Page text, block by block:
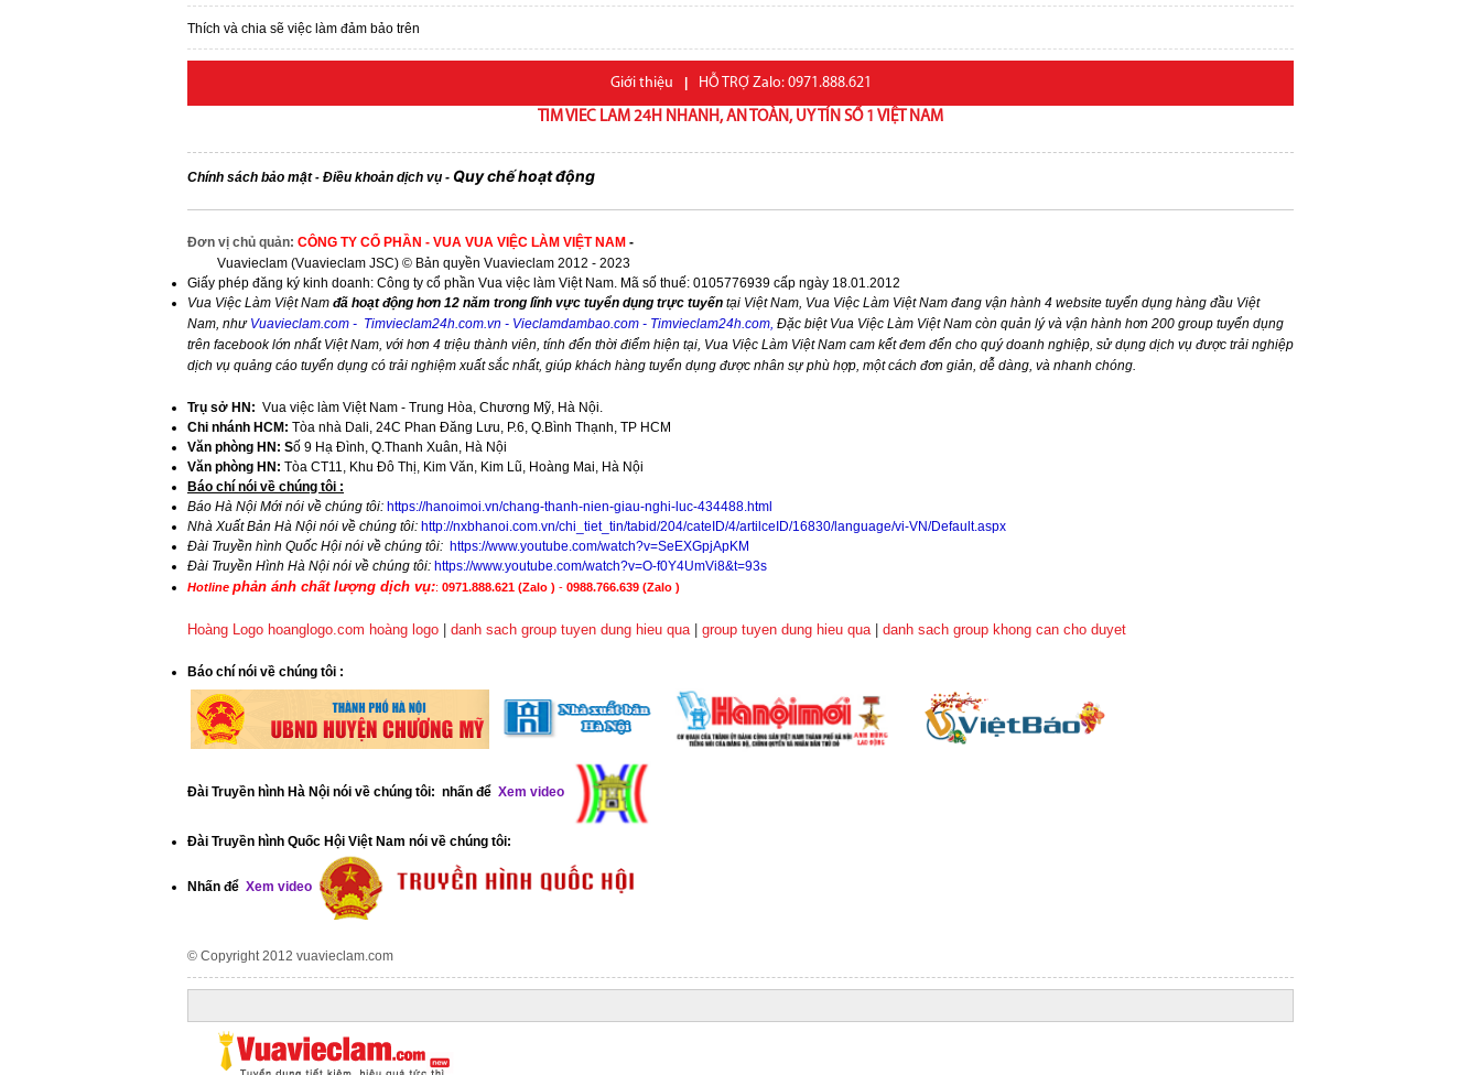
Thích và chia sẽ việc làm đảm bảo trên
Giới thiệu HỖ TRỢ Zalo: 0971.888.621
TIM VIEC LAM 24H NHANH, AN TOÀN, UY TÍN SỐ 1 VIỆT NAM
Chính sách bảo mật- Điều khoản dịch vụ - Quy chế hoạt động
Đơn vị chủ quản: CÔNG TY CỔ PHẦN - VUA VUA VIỆC LÀM VIỆT NAM -
Vuavieclam (Vuavieclam JSC) © Bản quyền Vuavieclam 2012 - 2023
Giấy phép đăng ký kinh doanh: Công ty cổ phần Vua việc làm Việt Nam. Mã số thuế: 0105776939 cấp ngày 18.01.2012
Vua Việc Làm Việt Nam đã hoạt động hơn 12 năm trong lĩnh vực tuyển dụng trực tuyến tại Việt Nam, Vua Việc Làm Việt Nam đang vận hành 4 website tuyển dụng hàng đầu Việt
Nam, như Vuavieclam.com - Timvieclam24h.com.vn - Vieclamdambao.com - Timvieclam24h.com, Đặc biệt Vua Việc Làm Việt Nam còn quản lý và vận hành hơn 200 group tuyển dụng
trên facebook lớn nhất Việt Nam, với hơn 4 triệu thành viên, tính đến thời điểm hiện tại, Vua Việc Làm Việt Nam cam kết đem đến cho quý doanh nghiệp, sử dụng dịch vụ được trải nghiệp
dịch vụ quảng cáo tuyển dụng có trải nghiệm xuất sắc nhất, giúp khách hàng tuyển dụng được nhân sự phù hợp, một cách đơn giản, dễ dàng, và nhanh chóng.
Trụ sở HN: Vua việc làm Việt Nam - Trung Hòa, Chương Mỹ, Hà Nội.
Chi nhánh HCM: Tòa nhà Dali, 24C Phan Đăng Lưu, P.6, Q.Bình Thạnh, TP HCM
Văn phòng HN: Số 9 Hạ Đình, Q.Thanh Xuân, Hà Nội
Văn phòng HN: Tòa CT11, Khu Đô Thị, Kim Văn, Kim Lũ, Hoàng Mai, Hà Nội
​Báo chí nói về chúng tôi :
Báo Hà Nội Mới nói về chúng tôi: https://hanoimoi.vn/chang-thanh-nien-giau-nghi-luc-434488.html
Nhà Xuất Bản Hà Nội nói về chúng tôi: http://nxbhanoi.com.vn/chi_tiet_tin/tabid/204/cateID/4/artilceID/16830/language/vi-VN/Default.aspx
Đài Truyền hình Quốc Hội nói về chúng tôi: https://www.youtube.com/watch?v=SeEXGpjApKM
Đài Truyền Hình Hà Nội nói về chúng tôi: https://www.youtube.com/watch?v=O-f0Y4UmVi8&t=93s
Hotline phản ánh chất lượng dịch vụ:: 0971.888.621 (Zalo ) - 0988.766.639 (Zalo )
Hoàng Logo hoanglogo.com hoàng logo danh sach group tuyen dung hieu qua| group tuyen dung hieu qua| danh sach group khong can cho duyet
​Báo chí nói về chúng tôi :
Đài Truyền hình Hà Nội nói về chúng tôi: nhấn để Xem video
Đài Truyền hình Quốc Hội Việt Nam nói về chúng tôi:
Nhấn để Xem video
© Copyright 2012 vuavieclam.com